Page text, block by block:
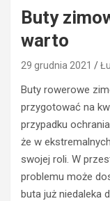
Buty
warto
29 grudnia 2021
Buty rowerowe
przygotować na
przypadku
że w
swojej roli. W
problemu może
buta już niedaleka